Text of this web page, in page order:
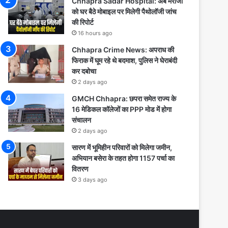
को घर बैठे मोबाइल पर मिलेगी पैथोलॉजी जांच
की रिपोर्ट
16 hours ago
Chhapra Crime News: अपराध की
फिराक में घूम रहे थे बदमाश, पुलिस ने घेराबंदी
कर दबोचा
2 days ago
GMCH Chhapra: छपरा समेत राज्य के
16 मेडिकल कॉलेजों का PPP मोड में होगा
संचालन
2 days ago
सारण में भूमिहीन परिवारों को मिलेगा जमीन,
अभियान बसेरा के तहत होगा 1157 पर्चा का
वितरण
3 days ago